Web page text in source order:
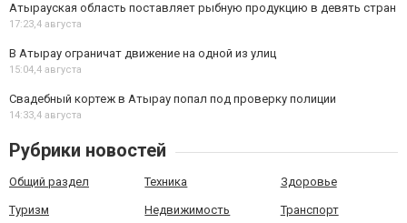
Атырауская область поставляет рыбную продукцию в девять стран
17:23,4 августа
В Атырау ограничат движение на одной из улиц
15:04,4 августа
Свадебный кортеж в Атырау попал под проверку полиции
14:33,4 августа
Рубрики новостей
Общий раздел Техника Здоровье
Туризм Недвижимость Транспорт